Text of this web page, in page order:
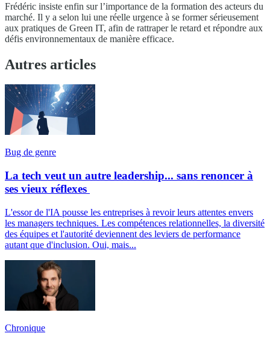
Frédéric insiste enfin sur l’importance de la formation des acteurs du
marché. Il y a selon lui une réelle urgence à se former sérieusement
aux pratiques de Green IT, afin de rattraper le retard et répondre aux
défis environnementaux de manière efficace.
Autres articles
Bug de genre
La tech veut un autre leadership... sans renoncer à
ses vieux réflexes
L'essor de l'IA pousse les entreprises à revoir leurs attentes envers
les managers techniques. Les compétences relationnelles, la diversité
des équipes et l'autorité deviennent des leviers de performance
autant que d'inclusion. Oui, mais...
Chronique